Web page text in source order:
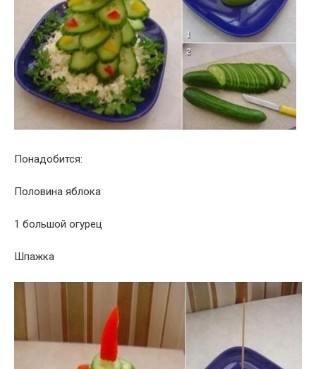
Понадобится:
Половина яблока
1 большой огурец
Шпажка